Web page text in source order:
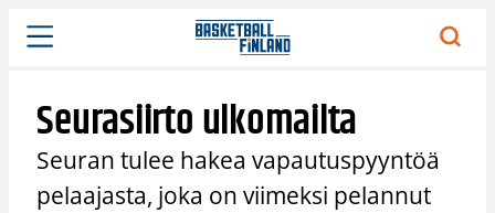
Siirry
sisältöön
Seurasiirto ulkomailta
Seuran tulee hakea vapautuspyyntöä
pelaajasta, joka on viimeksi pelannut